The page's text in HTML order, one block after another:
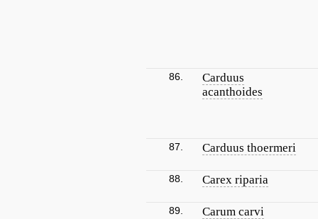
86.
Carduus
acanthoides
87. Carduus thoermeri
88. Carex riparia
89. Carum carvi